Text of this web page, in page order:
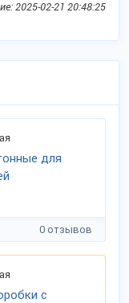
2025-02-21 20:48:25
для
0 отзывов
с